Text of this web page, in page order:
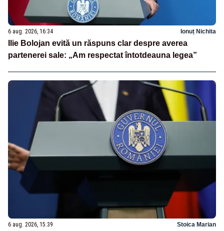
6 aug. 2026, 16:34 Ionuț Nichita
Ilie Bolojan evită un răspuns clar despre averea
partenerei sale: „Am respectat întotdeauna legea”
6 aug. 2026, 15:39 Stoica Marian